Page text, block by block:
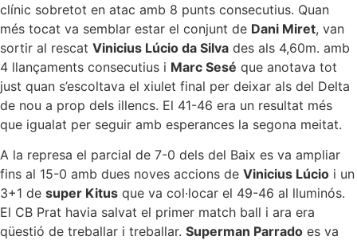
clínic sobretot en atac amb 8 punts consecutius. Quan
més tocat va semblar estar el conjunt de Dani Miret, van
sortir al rescat Vinicius Lúcio da Silva des als 4,60m. amb
4 llançaments consecutius i Marc Sesé que anotava tot
just quan s’escoltava el xiulet final per deixar als del Delta
de nou a prop dels illencs. El 41-46 era un resultat més
que igualat per seguir amb esperances la segona meitat.
A la represa el parcial de 7-0 dels del Baix es va ampliar
fins al 15-0 amb dues noves accions de Vinicius Lúcio i un
3+1 de super Kitus que va col·locar el 49-46 al lluminós.
El CB Prat havia salvat el primer match ball i ara era
qüestió de treballar i treballar. Superman Parrado es va